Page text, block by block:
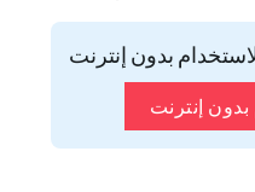
بدون إنترنت
إنترنت